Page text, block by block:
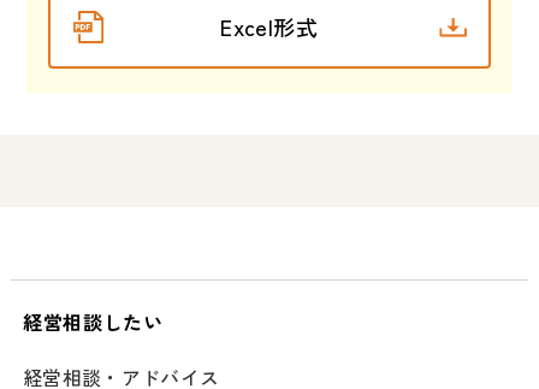
Excel形式
経営相談したい
経営相談・アドバイス